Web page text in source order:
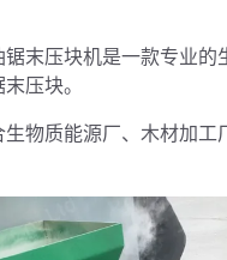
末压块机是一款专业的
压块。
物质能源厂、木材加工